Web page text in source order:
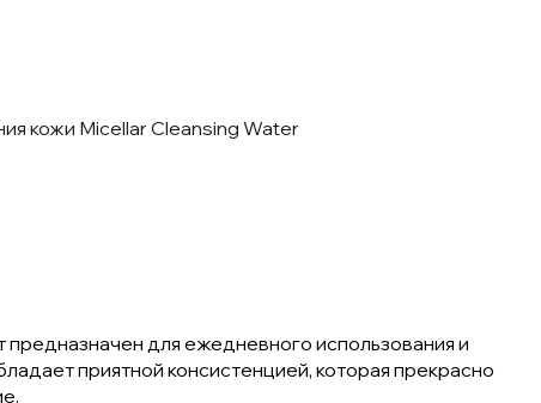
кожи Micellar Cleansing Water
для ежедневного использования и
приятной консистенцией, которая прекрасно